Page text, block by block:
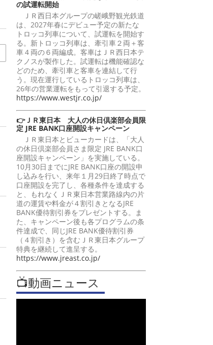
の試運転開始
ＪＲ西日本グループの嵯峨野観光鉄道
は、2027年春にデビュー予定の新たな
トロッコ列車について、試運転を開始す
る。新トロッコ列車は、牽引車２両＋客
車４両の６両編成。客車はＪＲ西日本テ
クノスが製作した。試運転は機能確認な
どのため、牽引車と客車を連結して行
う。現在運行しているトロッコ列車は、
26年の営業運転をもって引退する予定。
https://www.westjr.co.jp/
👉ＪＲ東日本 大人の休日倶楽部会員限
定 JRE BANK口座開設キャンペーン
ＪＲ東日本とビューカードは、「大人
の休日倶楽部会員さま限定 JRE BANK口
座開設キャンペーン」を実施している。
10月30日までにJRE BANK口座の開設申
し込みを行い、来年１月29日終了時点で
口座開設を完了し、各種条件を達成する
と、もれなくＪＲ東日本営業路線内の片
道の運賃や料金が４割引きとなるJRE
BANK優待割引券をプレゼントする。ま
た、キャンペーン後も各プログラムの条
件達成で、同じJRE BANK優待割引券
（４割引き）を含むＪＲ東日本グループ
特典を継続して進呈する。
https://www.jreast.co.jp/
📺動画ニュース